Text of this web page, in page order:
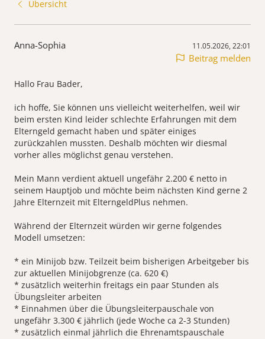
Übersicht
Anna-Sophia 11.05.2026, 22:01
Beitrag melden
Hallo Frau Bader,
ich hoffe, Sie können uns vielleicht weiterhelfen, weil wir
beim ersten Kind leider schlechte Erfahrungen mit dem
Elterngeld gemacht haben und später einiges
zurückzahlen mussten. Deshalb möchten wir diesmal
vorher alles möglichst genau verstehen.
Mein Mann verdient aktuell ungefähr 2.200 € netto in
seinem Hauptjob und möchte beim nächsten Kind gerne 2
Jahre Elternzeit mit ElterngeldPlus nehmen.
Während der Elternzeit würden wir gerne folgendes
Modell umsetzen:
* ein Minijob bzw. Teilzeit beim bisherigen Arbeitgeber bis
zur aktuellen Minijobgrenze (ca. 620 €)
* zusätzlich weiterhin freitags ein paar Stunden als
Übungsleiter arbeiten
* Einnahmen über die Übungsleiterpauschale von
ungefähr 3.300 € jährlich (jede Woche ca 2-3 Stunden)
* zusätzlich einmal jährlich die Ehrenamtspauschale